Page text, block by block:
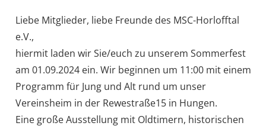
Liebe Mitglieder, liebe Freunde des MSC-Horlofftal
e.V.,
hiermit laden wir Sie/euch zu unserem Sommerfest
am 01.09.2024 ein. Wir beginnen um 11:00 mit einem
Programm für Jung und Alt rund um unser
Vereinsheim in der Rewestraße15 in Hungen.
Eine große Ausstellung mit Oldtimern, historischen